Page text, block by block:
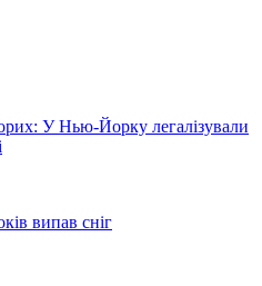
У Нью-Йорку легалізували
випав сніг